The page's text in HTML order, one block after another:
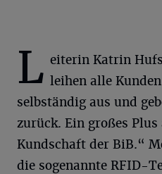
L eiterin Katrin
leihen alle
selbständig aus und
zurück. Ein großes
Kundschaft der BiB.“
die sogenannte RFID-